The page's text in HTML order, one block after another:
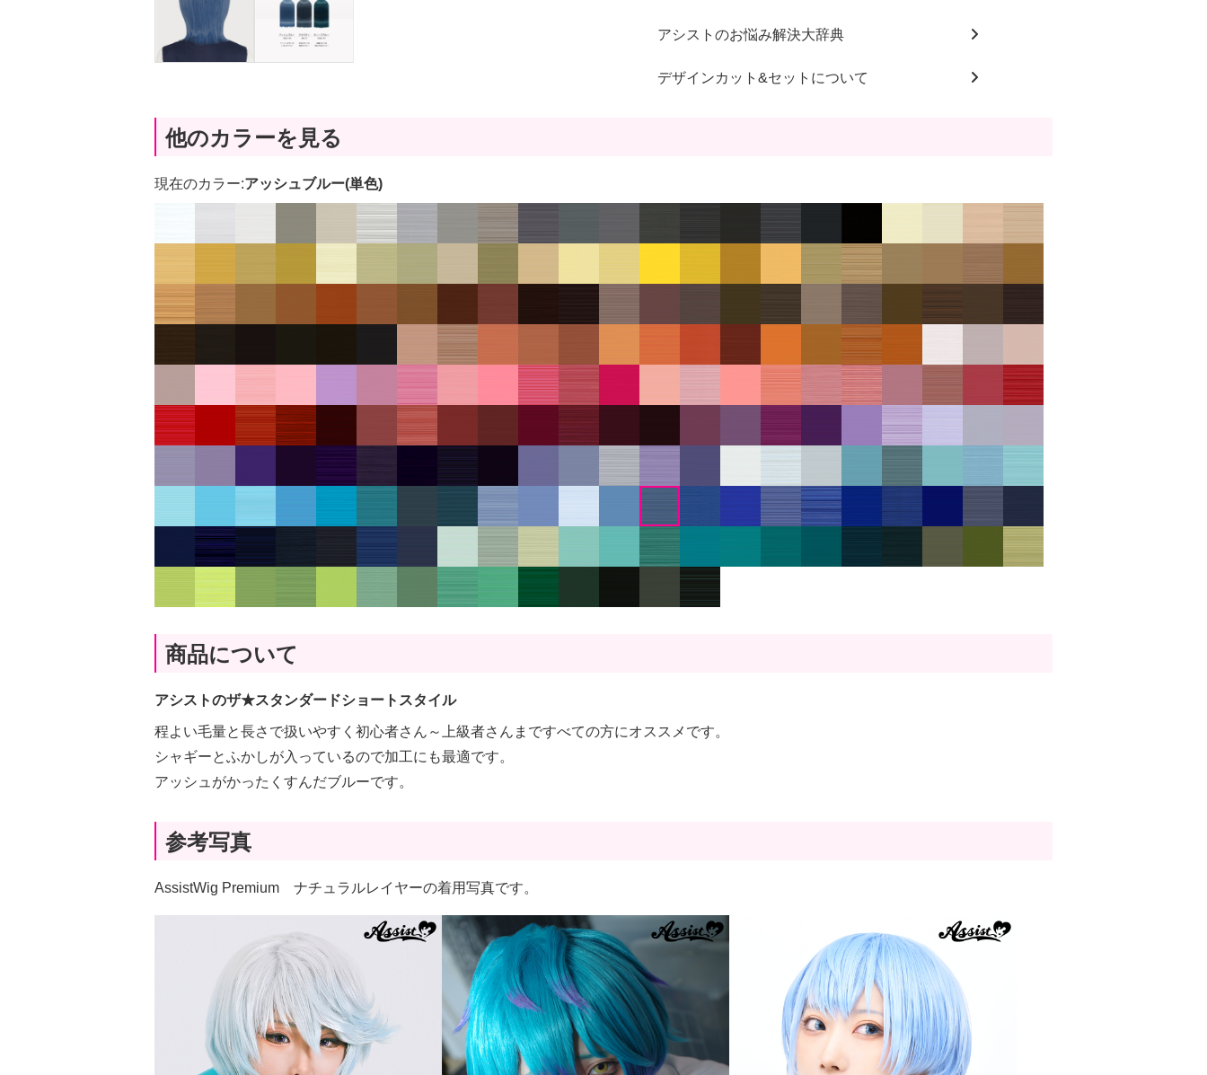
アシストのお悩み解決大辞典
デザインカット&セットについて
他のカラーを見る
現在のカラー:アッシュブルー(単色)
商品について
アシストのザ★スタンダードショートスタイル
程よい毛量と長さで扱いやすく初心者さん～上級者さんまですべての方にオススメです。
シャギーとふかしが入っているので加工にも最適です。
アッシュがかったくすんだブルーです。
参考写真
AssistWig Premium ナチュラルレイヤーの着用写真です。